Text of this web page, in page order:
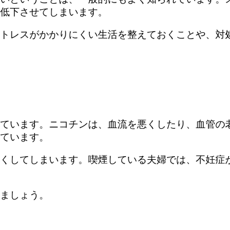
下させてしまいます。
レスがかかりにくい生活を整えておくことや、
います。ニコチンは、血流を悪くしたり、血管
います。
してしまいます。喫煙している夫婦では、不妊
しょう。